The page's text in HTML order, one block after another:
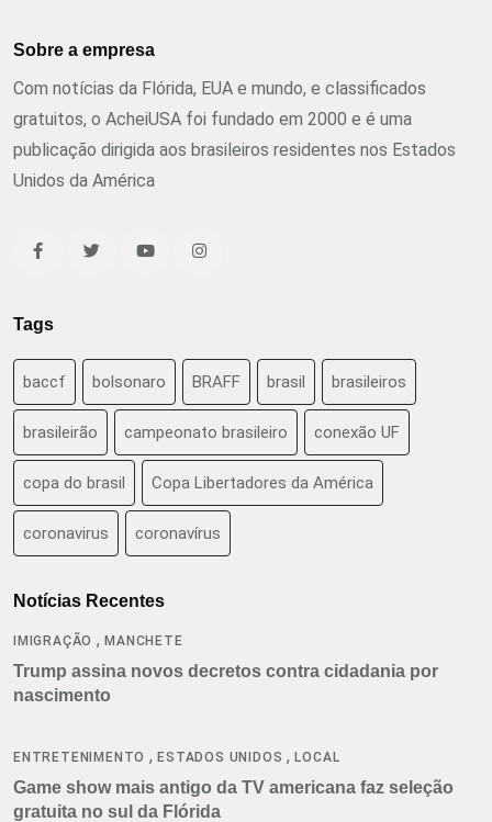
Sobre a empresa
Com notícias da Flórida, EUA e mundo, e classificados
gratuitos, o AcheiUSA foi fundado em 2000 e é uma
publicação dirigida aos brasileiros residentes nos Estados
Unidos da América
Tags
baccf bolsonaro BRAFF brasil brasileiros
brasileirão campeonato brasileiro conexão UF
copa do brasil Copa Libertadores da América
coronavirus coronavírus
Notícias Recentes
IMIGRAÇÃO ,MANCHETE
Trump assina novos decretos contra cidadania por
nascimento
ENTRETENIMENTO ,ESTADOS UNIDOS ,LOCAL
Game show mais antigo da TV americana faz seleção
gratuita no sul da Flórida